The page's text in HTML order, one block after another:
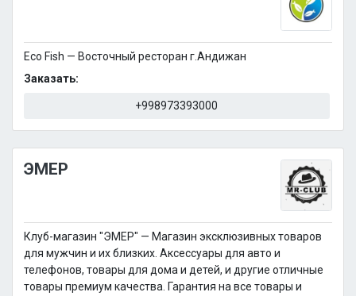
Eco Fish — Восточный ресторан г.Андижан
Заказать:
+998973393000
ЭМЕР
Клуб-магазин "ЭМЕР" — Магазин эксклюзивных товаров
для мужчин и их близких. Аксессуары для авто и
телефонов, товары для дома и детей, и другие отличные
товары премиум качества. Гарантия на все товары и